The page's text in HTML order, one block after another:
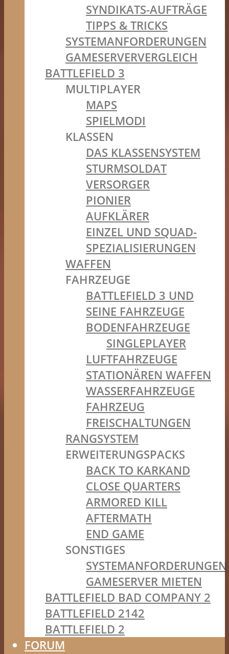
SYNDIKATS-AUFTRÄGE
TIPPS & TRICKS
SYSTEMANFORDERUNGEN
GAMESERVERVERGLEICH
BATTLEFIELD 3
MULTIPLAYER
MAPS
SPIELMODI
KLASSEN
DAS KLASSENSYSTEM
STURMSOLDAT
VERSORGER
PIONIER
AUFKLÄRER
EINZEL UND SQUAD-
SPEZIALISIERUNGEN
WAFFEN
FAHRZEUGE
BATTLEFIELD 3 UND
SEINE FAHRZEUGE
BODENFAHRZEUGE
SINGLEPLAYER
LUFTFAHRZEUGE
STATIONÄREN WAFFEN
WASSERFAHRZEUGE
FAHRZEUG
FREISCHALTUNGEN
RANGSYSTEM
ERWEITERUNGSPACKS
BACK TO KARKAND
CLOSE QUARTERS
ARMORED KILL
AFTERMATH
END GAME
SONSTIGES
SYSTEMANFORDERUNGEN
GAMESERVER MIETEN
BATTLEFIELD BAD COMPANY 2
BATTLEFIELD 2142
BATTLEFIELD 2
FORUM